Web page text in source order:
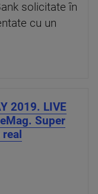
solicitate în
cu un
2019. LIVE
Super